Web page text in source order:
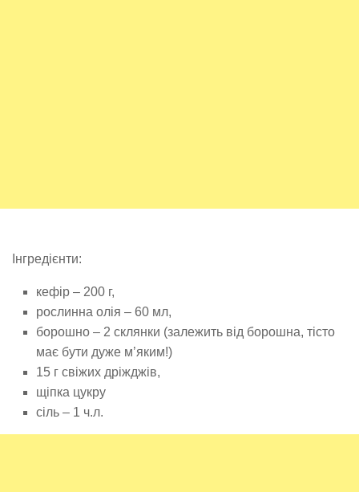
Інгредієнти:
кефір – 200 г,
рослинна олія – 60 мл,
борошно – 2 склянки (залежить від борошна, тісто
має бути дуже м’яким!)
15 г свіжих дріжджів,
щіпка цукру
сіль – 1 ч.л.